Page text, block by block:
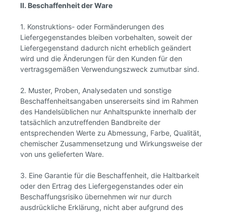
II. Beschaffenheit der Ware
1. Konstruktions- oder Formänderungen des
Liefergegenstandes bleiben vorbehalten, soweit der
Liefergegenstand dadurch nicht erheblich geändert
wird und die Änderungen für den Kunden für den
vertragsgemäßen Verwendungszweck zumutbar sind.
2. Muster, Proben, Analysedaten und sonstige
Beschaffenheitsangaben unsererseits sind im Rahmen
des Handelsüblichen nur Anhaltspunkte innerhalb der
tatsächlich anzutreffenden Bandbreite der
entsprechenden Werte zu Abmessung, Farbe, Qualität,
chemischer Zusammensetzung und Wirkungsweise der
von uns gelieferten Ware.
3. Eine Garantie für die Beschaffenheit, die Haltbarkeit
oder den Ertrag des Liefergegenstandes oder ein
Beschaffungsrisiko übernehmen wir nur durch
ausdrückliche Erklärung, nicht aber aufgrund des